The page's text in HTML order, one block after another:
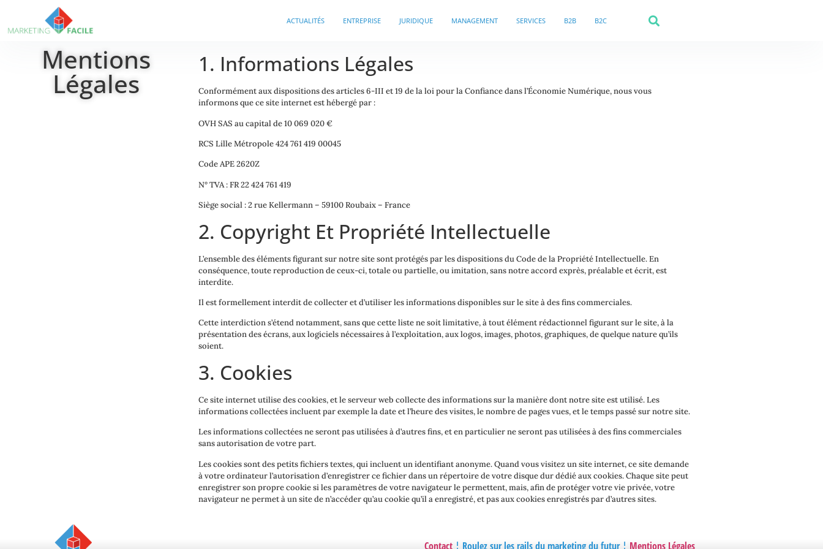
ACTUALITÉS ENTREPRISE JURIDIQUE MANAGEMENT SERVICES B2B B2C
Mentions
Légales
1. Informations Légales
Conformément aux dispositions des articles 6-III et 19 de la loi pour la Confiance dans l’Économie Numérique, nous vous
informons que ce site internet est hébergé par :
OVH SAS au capital de 10 069 020 €
RCS Lille Métropole 424 761 419 00045
Code APE 2620Z
N° TVA : FR 22 424 761 419
Siège social : 2 rue Kellermann – 59100 Roubaix – France
2. Copyright Et Propriété Intellectuelle
L’ensemble des éléments figurant sur notre site sont protégés par les dispositions du Code de la Propriété Intellectuelle. En
conséquence, toute reproduction de ceux-ci, totale ou partielle, ou imitation, sans notre accord exprès, préalable et écrit, est
interdite.
Il est formellement interdit de collecter et d’utiliser les informations disponibles sur le site à des fins commerciales.
Cette interdiction s’étend notamment, sans que cette liste ne soit limitative, à tout élément rédactionnel figurant sur le site, à la
présentation des écrans, aux logiciels nécessaires à l’exploitation, aux logos, images, photos, graphiques, de quelque nature qu’ils
soient.
3. Cookies
Ce site internet utilise des cookies, et le serveur web collecte des informations sur la manière dont notre site est utilisé. Les
informations collectées incluent par exemple la date et l’heure des visites, le nombre de pages vues, et le temps passé sur notre site.
Les informations collectées ne seront pas utilisées à d’autres fins, et en particulier ne seront pas utilisées à des fins commerciales
sans autorisation de votre part.
Les cookies sont des petits fichiers textes, qui incluent un identifiant anonyme. Quand vous visitez un site internet, ce site demande
à votre ordinateur l’autorisation d’enregistrer ce fichier dans un répertoire de votre disque dur dédié aux cookies. Chaque site peut
enregistrer son propre cookie si les paramètres de votre navigateur le permettent, mais, afin de protéger votre vie privée, votre
navigateur ne permet à un site de n’accéder qu’au cookie qu’il a enregistré, et pas aux cookies enregistrés par d’autres sites.
Contact¦ Roulez sur les rails du marketing du futur ¦ Mentions Légales